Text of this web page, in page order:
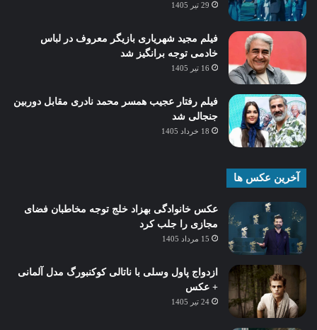
29 تیر 1405
فیلم مجید شهریاری بازیگر معروف در لباس
خادمی توجه برانگیز شد
16 تیر 1405
فیلم رفتار عجیب همسر محمد نادری مقابل دوربین
جنجالی شد
18 خرداد 1405
آخرین عکس ها
عکس خانوادگی بهزاد خلج توجه مخاطبان فضای
مجازی را جلب کرد
15 مرداد 1405
ازدواج پاول وسلی با ناتالی کوکنبورگ مدل آلمانی
+ عکس
24 تیر 1405